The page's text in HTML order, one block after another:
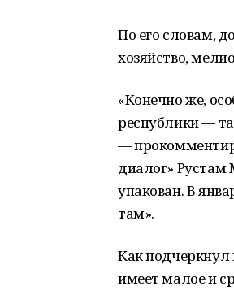
По его словам,
хозяйство,
«Конечно же,
республики —
—
диалог»
упакован. В
там».
Как подчеркнул
имеет малое и